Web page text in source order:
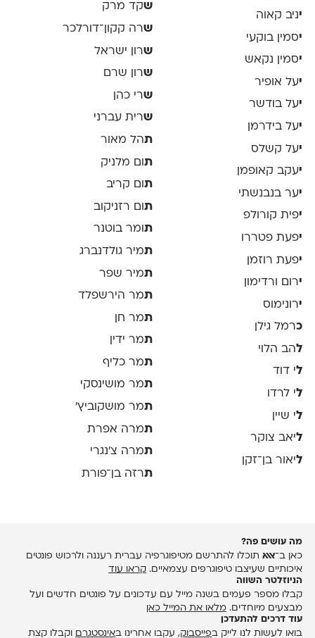
יניב קאוה
יסמין בוקעי
יסמין נקאש
יעל אופיר
יעל בודשר
יעל בידרמן
יעל קשלס
יעקב קאופמן
יער בנבנשתי
יפית קורולפ
יפעת פטררו
יפעת רוזמן
ירום ורדימון
ירונימוס
כרמל גילן
להב הלוי
לי דוד
לי לרדו
לי שיין
ליאב צוקר
ליאור בן־זקן
שקד מרק
שרה קקון־דורלכר
שרון ישראל
שרון שרם
שרי כהן
שרית עברני
תהל מאור
תום מלניק
ת ום קריב
ת ום רזניקוב
תומר בוטנר
תמיר גולדנברג
תמיר שפר
תמר הירשפלד
תמר חן
תמר ידין
תמר כליף
תמר מושינסקי
תמר מושקוביץ'
תמרה אפרת
תמרה צ׳נגרי
תרזה בן־פורת
מה עושים פה?
כאן ב־אאאתוכלו להתרשם מטיפוגרפיה עברית רעננה ולרכוש פונטים
איכותיים שעיצבו טיפוגרפים עצמאיים. קראו עוד
הניוזלטר השווה
קבלו מספר פעמים בשנה מייל עם עדכונים על פונטים חדשים ועל
מבצעים מיוחדים. מלאו את המייל כאן
עוד דרכים להתעדכן
בואו לעשות לנו לייק בפייסבוק, עקבו אחרינו באינסטגרם וקבלו קצת